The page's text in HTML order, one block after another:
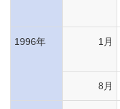
1996年 1月
8月